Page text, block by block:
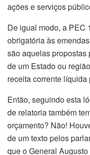
ações e serviços
De igual modo, a PEC
obrigatória às
são aquelas propostas
de um Estado ou
receita corrente
Então, seguindo esta
de relatoria também
orçamento? Não!
de um texto pelos
que o General